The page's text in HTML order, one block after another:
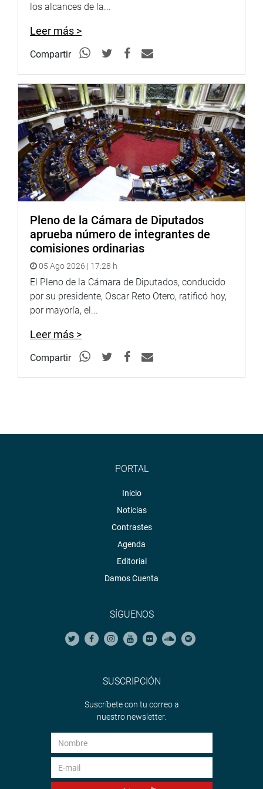
“Pero recordamos que con la Ley N.° 31017 nunca se
llegó a un retiro del 100 %. Se llegó casi a un 50 o 55 %
del fondo total. Siendo responsables técnicamente las
planteado que los futuros retiros sean de la misma forma
que la referida norma y la N.° 31068”, anotó.
Dijo que esos recursos que provinieron de la aplicación de
esas dos leyes sirvieron para salvar muchas vidas frente
a la pandemia.
El dictamen aprobado comprende nueve propuestas
legislativas de congresistas de diferentes bancadas:
Leonardo Inga sales (AP), Anthony Novoa Cruzado (AP),
Luis Simeón Hurtado (AP), Jim Ali Mamani Barriga (NC),
José Luis Luna Morales (PP), María Teresa Céspedes
Cárdenas (Frepap), Cecilia García Rodríguez (PP), Arón
Espinoza Velarde (PP), y Paul García Oviedo (AP).
OFICINA DE COMUNICACIONES
los alcances de la...
Leer más >
Compartir
Pleno de la Cámara de Diputados
aprueba número de integrantes de
comisiones ordinarias
05 Ago 2026 | 17:28 h
El Pleno de la Cámara de Diputados, conducido
por su presidente, Oscar Reto Otero, ratificó hoy,
por mayoría, el...
Leer más >
Compartir
PORTAL
Inicio
Noticias
Contrastes
Agenda
Editorial
Damos Cuenta
SÍGUENOS
SUSCRIPCIÓN
Suscríbete con tu correo a
nuestro newsletter.